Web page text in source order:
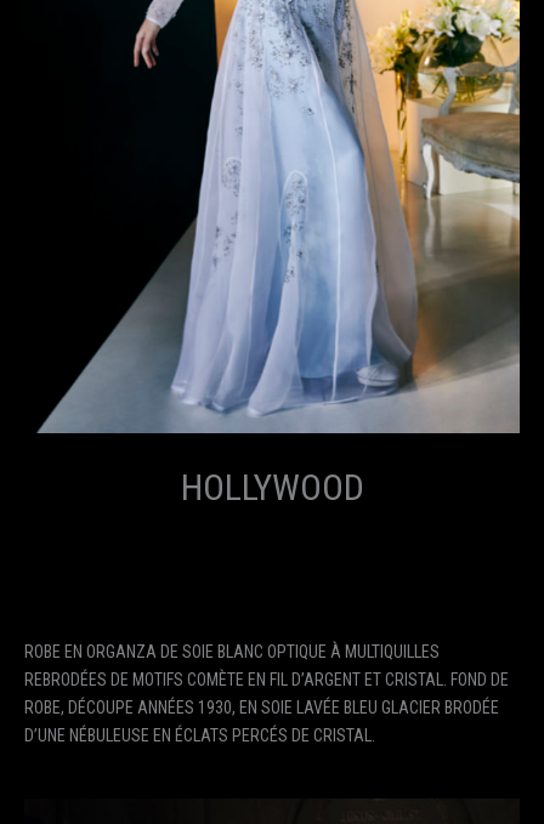
HOLLYWOOD
ROBE EN ORGANZA DE SOIE BLANC OPTIQUE À MULTIQUILLES
REBRODÉES DE MOTIFS COMÈTE EN FIL D’ARGENT ET CRISTAL. FOND DE
ROBE, DÉCOUPE ANNÉES 1930, EN SOIE LAVÉE BLEU GLACIER BRODÉE
D’UNE NÉBULEUSE EN ÉCLATS PERCÉS DE CRISTAL.